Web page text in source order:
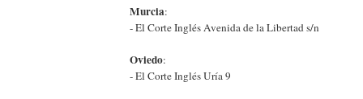
Murcia:
- El Corte Inglés Avenida de la Libertad s/n
Oviedo:
- El Corte Inglés Uría 9